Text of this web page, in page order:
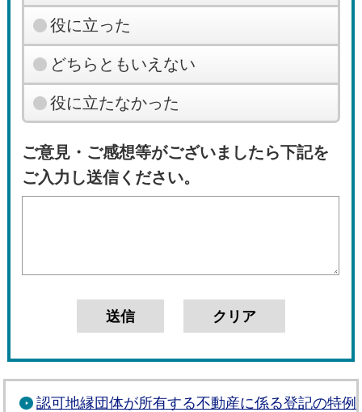
役に立った
どちらともいえない
役に立たなかった
ご意見・ご感想等がございましたら下記を
ご入力し送信ください。
認可地縁団体が所有する不動産に係る登記の特例